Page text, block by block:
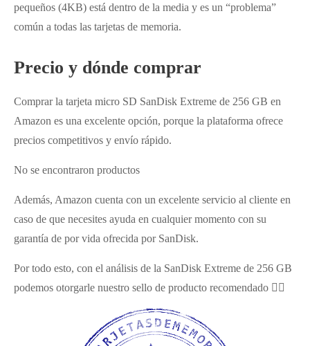
pequeños (4KB) está dentro de la media y es un “problema”
común a todas las tarjetas de memoria.
Precio y dónde comprar
Comprar la tarjeta micro SD SanDisk Extreme de 256 GB en
Amazon es una excelente opción, porque la plataforma ofrece
precios competitivos y envío rápido.
No se encontraron productos
Además, Amazon cuenta con un excelente servicio al cliente en
caso de que necesites ayuda en cualquier momento con su
garantía de por vida ofrecida por SanDisk.
Por todo esto, con el análisis de la SanDisk Extreme de 256 GB
podemos otorgarle nuestro sello de producto recomendado 👍🏼